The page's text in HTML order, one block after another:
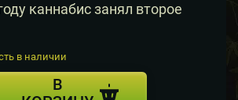
каннабис занял второе
в наличии
В